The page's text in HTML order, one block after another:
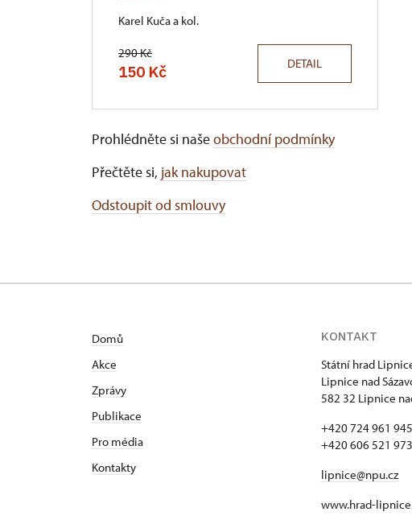
Karel Kuča a kol.
290 Kč
150 Kč DETAIL
Prohlédněte si našeobchodní podmínky
Přečtěte si, jak nakupovat
Odstoupit od smlouvy
Domů
Akce
Zprávy
Publikace
Pro média
Kontakty
KONTAKT
Státní hrad
Lipnice nad
582 32 Lipnice
+420 724 961
+420 606 521
lipnice@npu.cz
www.hrad-